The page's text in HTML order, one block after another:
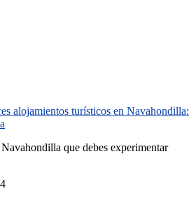
alojamientos turísticos en Navahondilla:
que debes experimentar